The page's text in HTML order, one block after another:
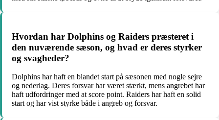
Hvordan har Dolphins og Raiders præsteret i
den nuværende sæson, og hvad er deres styrker
og svagheder?
Dolphins har haft en blandet start på sæsonen med nogle sejre
og nederlag. Deres forsvar har været stærkt, mens angrebet har
haft udfordringer med at score point. Raiders har haft en solid
start og har vist styrke både i angreb og forsvar.